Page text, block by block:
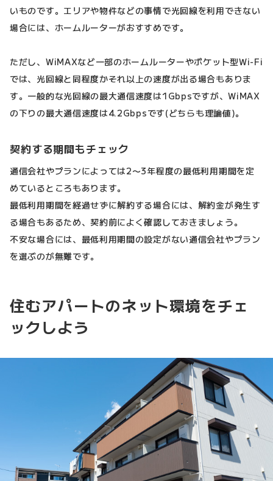
いものです。エリアや物件などの事情で光回線を利用できない
場合には、ホームルーターがおすすめです。
ただし、WiMAXなど一部のホームルーターやポケット型Wi-Fi
では、光回線と同程度かそれ以上の速度が出る場合もありま
す。一般的な光回線の最大通信速度は1Gbpsですが、WiMAX
の下りの最大通信速度は4.2Gbpsです(どちらも理論値)。
契約する期間もチェック
通信会社やプランによっては2〜3年程度の最低利用期間を定
めているところもあります。
最低利用期間を経過せずに解約する場合には、解約金が発生す
る場合もあるため、契約前によく確認しておきましょう。
不安な場合には、最低利用期間の設定がない通信会社やプラン
を選ぶのが無難です。
住むアパートのネット環境をチェ
ックしよう